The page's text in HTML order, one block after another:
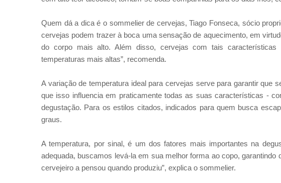
Quem dá a dica é o sommelier de cervejas, Tiago Fonseca, sócio
cervejas podem trazer à boca uma sensação de aquecimento, em
do corpo mais alto. Além disso, cervejas com tais
temperaturas mais altas”, recomenda.
A variação de temperatura ideal para cervejas serve para garantir que
que isso influencia em praticamente todas as suas características -
degustação. Para os estilos citados, indicados para quem busca
graus.
A temperatura, por sinal, é um dos fatores mais importantes na
adequada, buscamos levá-la em sua melhor forma ao copo,
cervejeiro a pensou quando produziu”, explica o sommelier.